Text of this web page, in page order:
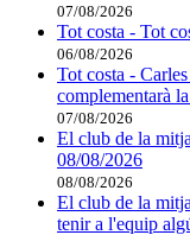
07/08/2026
Tot costa - Tot
06/08/2026
Tot costa -
complementarà
07/08/2026
El club de la
08/08/2026
08/08/2026
El club de la
tenir a l'equip